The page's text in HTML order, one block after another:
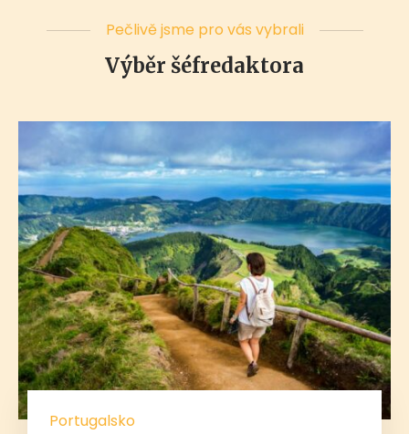
Pečlivě jsme pro vás vybrali
Výběr šéfredaktora
Portugalsko